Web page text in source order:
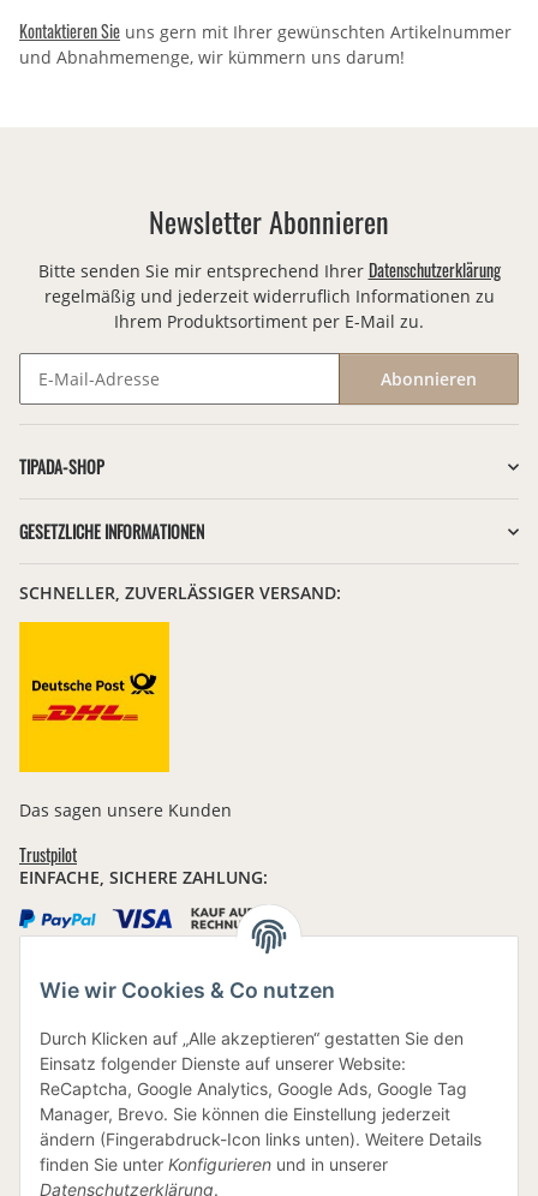
Wie wir Cookies & Co nutzen
Durch Klicken auf „Alle akzeptieren“ gestatten Sie den
Einsatz folgender Dienste auf unserer Website:
ReCaptcha, Google Analytics, Google Ads, Google Tag
Manager, Brevo. Sie können die Einstellung jederzeit
ändern (Fingerabdruck-Icon links unten). Weitere Details
finden Sie unter Konfigurieren und in unserer
Datenschutzerklärung.
Kontaktieren Sie uns gern mit Ihrer gewünschten Artikelnummer
und Abnahmemenge, wir kümmern uns darum!
Newsletter Abonnieren
Bitte senden Sie mir entsprechend Ihrer Datenschutzerklärung
regelmäßig und jederzeit widerruflich Informationen zu
Ihrem Produktsortiment per E-Mail zu.
Abonnieren
TIPADA-SHOP
GESETZLICHE INFORMATIONEN
SCHNELLER, ZUVERLÄSSIGER VERSAND:
Das sagen unsere Kunden
Trustpilot
EINFACHE, SICHERE ZAHLUNG:
BEWUSSTE VERPACKUNG